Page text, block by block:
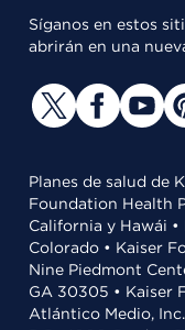
Síganos en estos
abrirán en una
Planes de salud de
Foundation Health
California y Hawái
Colorado • Kaiser
Nine Piedmont
GA 30305 • Kaiser
Atlántico Medio,